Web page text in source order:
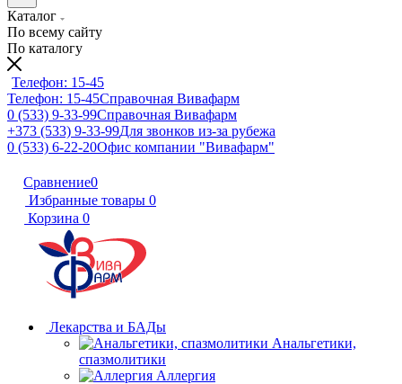
Каталог
По всему сайту
По каталогу
Телефон: 15-45
Телефон: 15-45Справочная Вивафарм
0 (533) 9-33-99Справочная Вивафарм
+373 (533) 9-33-99Для звонков из-за рубежа
0 (533) 6-22-20Офис компании "Вивафарм"
Сравнение0
Избранные товары 0
Корзина 0
Лекарства и БАДы
Анальгетики,
спазмолитики
Аллергия